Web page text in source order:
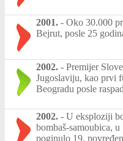
2001. - Oko 30.000
Bejrut, posle 25
2002. - Premijer
Jugoslaviju, kao prvi
Beogradu posle
2002. - U eksploziji
bombaš-samoubica,
poginulo 19,